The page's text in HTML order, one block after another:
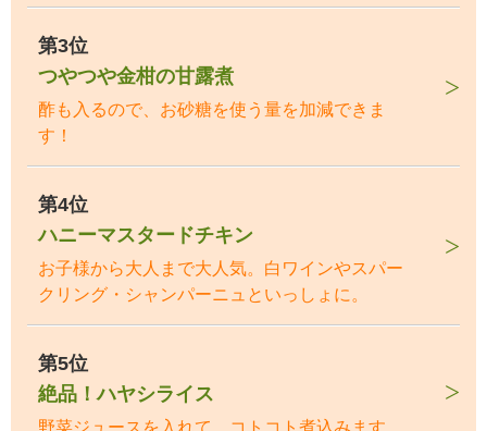
第3位
つやつや金柑の甘露煮
酢も入るので、お砂糖を使う量を加減できま
す！
第4位
ハニーマスタードチキン
お子様から大人まで大人気。白ワインやスパー
クリング・シャンパーニュといっしょに。
第5位
絶品！ハヤシライス
野菜ジュースを入れて、コトコト煮込みます。